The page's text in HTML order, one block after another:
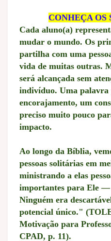
CONHEÇA OS
Cada aluno(a)
mudar o mundo. Os
partilha com uma
vida de muitas outras.
será alcançada sem
indivíduo. Uma palavra
encorajamento, um
preciso muito pouco
impacto.
Ao longo da Bíblia,
pessoas solitárias em
ministrando a elas
importantes para Ele —
Ninguém era
potencial único."
Motivação para
CPAD, p. 11).